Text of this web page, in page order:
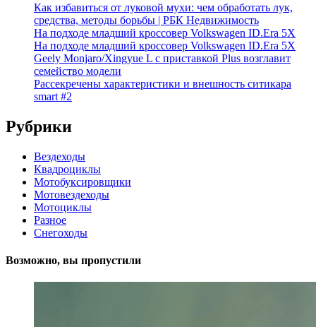
Как избавиться от луковой мухи: чем обработать лук,
средства, методы борьбы | РБК Недвижимость
На подходе младший кроссовер Volkswagen ID.Era 5X
На подходе младший кроссовер Volkswagen ID.Era 5X
Geely Monjaro/Xingyue L с приставкой Plus возглавит
семейство модели
Рассекречены характеристики и внешность ситикара
smart #2
Рубрики
Вездеходы
Квадроциклы
Мотобуксировщики
Мотовездеходы
Мотоциклы
Разное
Снегоходы
Возможно, вы пропустили